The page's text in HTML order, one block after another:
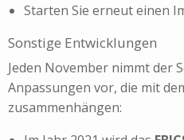
Starten Sie erneut einen
Sonstige Entwicklungen
Jeden November nimmt der
Anpassungen vor, die mit
zusammenhängen: